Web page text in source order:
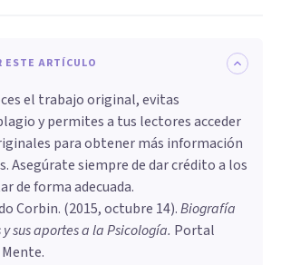
ESTE ARTÍCULO
el trabajo original, evitas
y permites a tus lectores acceder
para obtener más información
Asegúrate siempre de dar crédito a los
de forma adecuada.
Corbin. (2015, octubre 14).​Biografía
sus aportes a la Psicología. Portal